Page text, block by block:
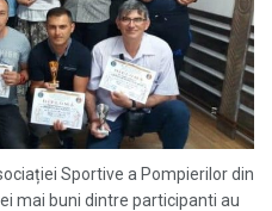
Sportive a Pompierilor din
mai buni dintre participanti au